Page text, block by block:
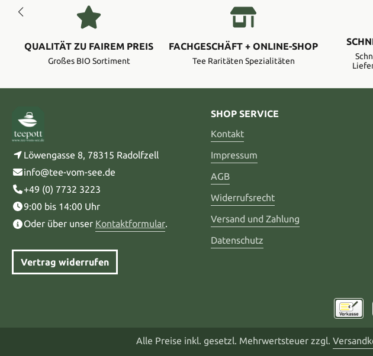
QUALITÄT ZU FAIREM PREIS
Großes BIO Sortiment
FACHGESCHÄFT + ONLINE-SHOP
Tee Raritäten Spezialitäten
Löwengasse 8, 78315 Radolfzell
info@tee-vom-see.de
+49 (0) 7732 3223
9:00 bis 14:00 Uhr
Oder über unser Kontaktformular.
Vertrag widerrufen
SHOP SERVICE
Kontakt
Impressum
AGB
Widerrufsrecht
Versand und Zahlung
Datenschutz
Alle Preise inkl. gesetzl. Mehrwertsteuer zzgl.